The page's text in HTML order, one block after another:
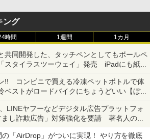
ング
時間 1週間 1カ月
共同開発した、タッチペンとしてもボールペ
スタイラスツーウェイ」発売 iPadにも紙に
き込める
!! コンビニで買える冷凍ペットボトルで体
ベストがロードバイクにちょうどいい【ぼっ
の14】【空いた時間でなにしてる？】
LINEヤフーなどデジタル広告プラットフォ
し詐欺広告」対策強化を要請 著名人の写
資詐欺などへの対策として
「AirDrop」がついに実現！ やり方を徹底